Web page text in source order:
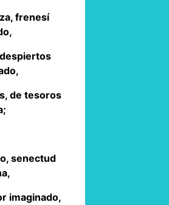
frenesí
de tesoros
senectud
imaginado,